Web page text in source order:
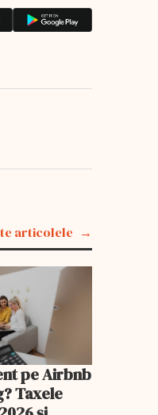
articolele
pe Airbnb
Taxele